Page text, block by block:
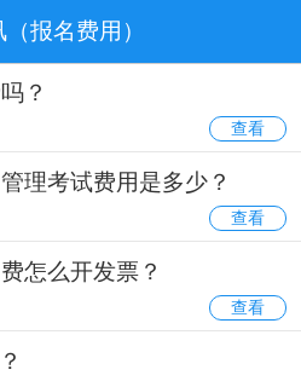
报名费用）
？
查看
理考试费用是多少？
查看
怎么开发票？
查看